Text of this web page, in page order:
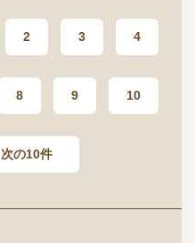
2 3 4
8 9 10
次の10件